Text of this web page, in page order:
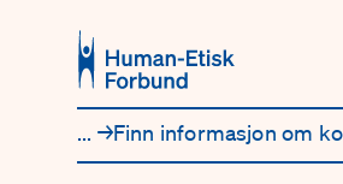
... →